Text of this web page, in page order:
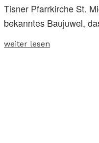
Tisner Pfarrkirche St.
bekanntes Baujuwel,
weiter lesen